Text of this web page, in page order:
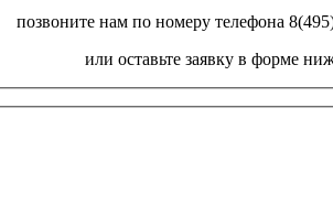
позвоните нам по номеру телефона
или оставьте заявку в форме